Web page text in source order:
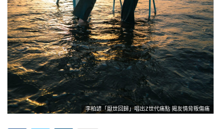
李柏諺「厭世回歸」唱出Z世代痛點 揭友情背叛傷痛